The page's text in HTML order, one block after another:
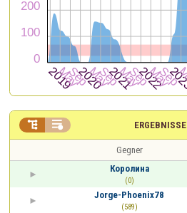
ERGEBNISSE
 
Gegner
Королина
(0)
Jorge-Phoenix78
(589)